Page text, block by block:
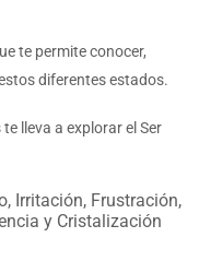
te permite conocer,
diferentes estados.
lleva a explorar el Ser
Irritación, Frustración,
y Cristalización